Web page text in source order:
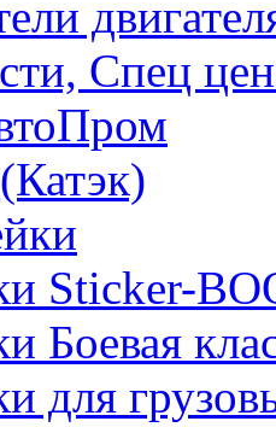
Спец
Sticker-
Боевая
для